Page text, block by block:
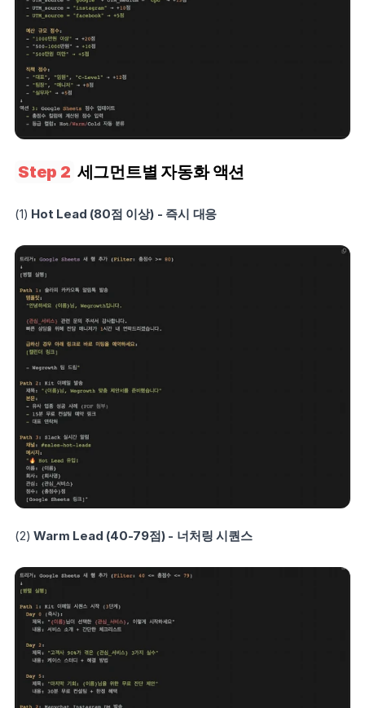
Step 2 세그먼트별 자동화 액션
(1) Hot Lead (80점 이상) - 즉시 대응
(2) Warm Lead (40-79점) - 너처링 시퀀스